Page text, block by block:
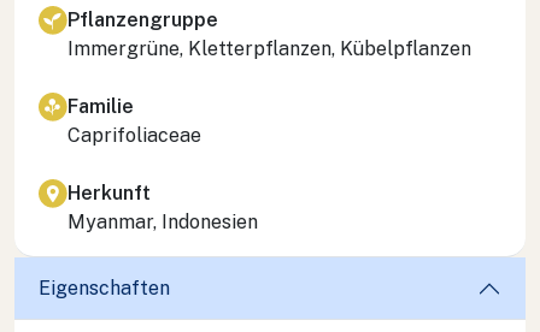
Pflanzengruppe
Immergrüne, Kletterpflanzen, Kübelpflanzen
Familie
Caprifoliaceae
Herkunft
Myanmar, Indonesien
Eigenschaften